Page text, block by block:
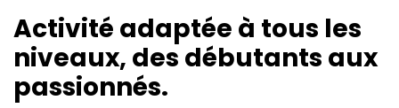
Activité adaptée à tous les
niveaux, des débutants aux
passionnés.